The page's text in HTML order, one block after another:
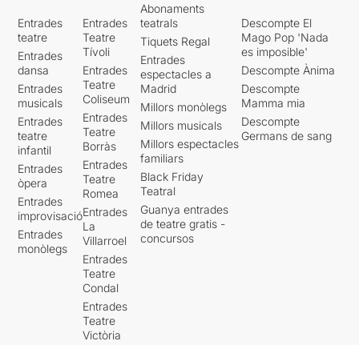
Entrades
teatre
Entrades
dansa
Entrades
musicals
Entrades
teatre
infantil
Entrades
òpera
Entrades
improvisació
Entrades
monòlegs
Entrades
Teatre
Tívoli
Entrades
Teatre
Coliseum
Entrades
Teatre
Borràs
Entrades
Teatre
Romea
Entrades
La
Villarroel
Entrades
Teatre
Condal
Entrades
Teatre
Victòria
Abonaments
teatrals
Tiquets Regal
Entrades
espectacles a
Madrid
Millors monòlegs
Millors musicals
Millors espectacles
familiars
Black Friday
Teatral
Guanya entrades
de teatre gratis -
concursos
Descompte El
Mago Pop 'Nada
es imposible'
Descompte Ànima
Descompte
Mamma mia
Descompte
Germans de sang